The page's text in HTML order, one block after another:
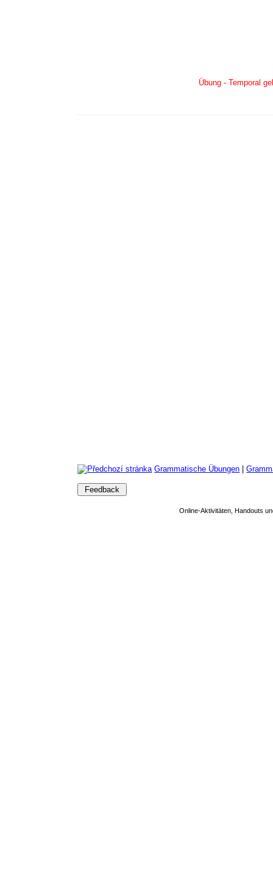
Übung - Temporal
Grammatische Übungen |
Feedback
Online-Aktivitäten, Handouts